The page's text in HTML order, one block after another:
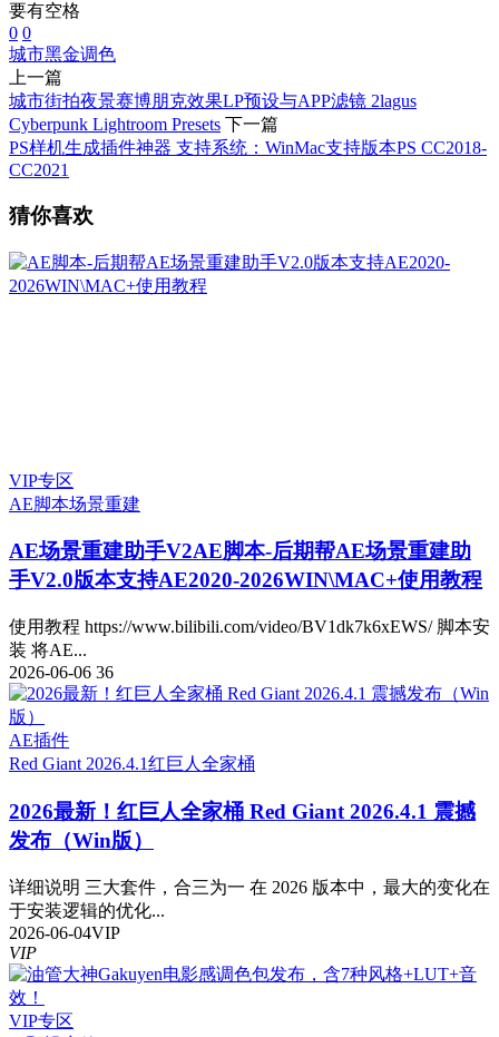
要有空格
0 0
城市黑金调色
上一篇
城市街拍夜景赛博朋克效果LP预设与APP滤镜 2lagus
Cyberpunk Lightroom Presets 下一篇
PS样机生成插件神器 支持系统：WinMac支持版本PS CC2018-
CC2021
猜你喜欢
VIP专区
AE脚本场景重建
AE场景重建助手V2AE脚本-后期帮AE场景重建助
手V2.0版本支持AE2020-2026WIN\MAC+使用教程
使用教程 https://www.bilibili.com/video/BV1dk7k6xEWS/ 脚本安
装 将AE...
2026-06-06 36
AE插件
Red Giant 2026.4.1红巨人全家桶
2026最新！红巨人全家桶 Red Giant 2026.4.1 震撼
发布（Win版）
详细说明 三大套件，合三为一 在 2026 版本中，最大的变化在
于安装逻辑的优化...
2026-06-04VIP
VIP
VIP专区